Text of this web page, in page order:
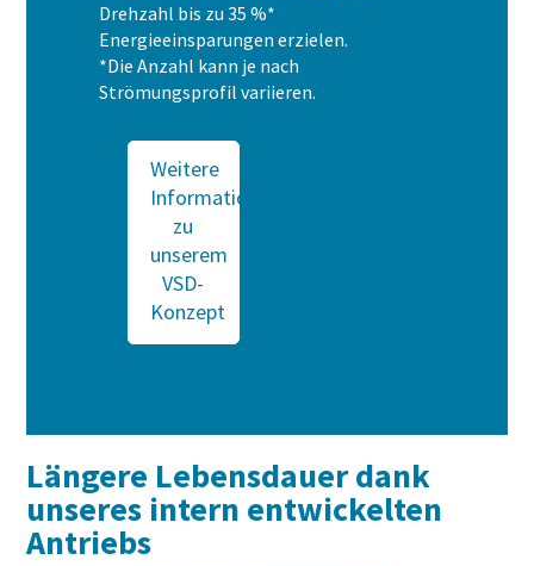
Drehzahl bis zu 35 %*
Energieeinsparungen erzielen.
*Die Anzahl kann je nach
Strömungsprofil variieren.
Weitere
Informationen
zu
unserem
VSD-
Konzept
Längere Lebensdauer dank
unseres intern entwickelten
Antriebs